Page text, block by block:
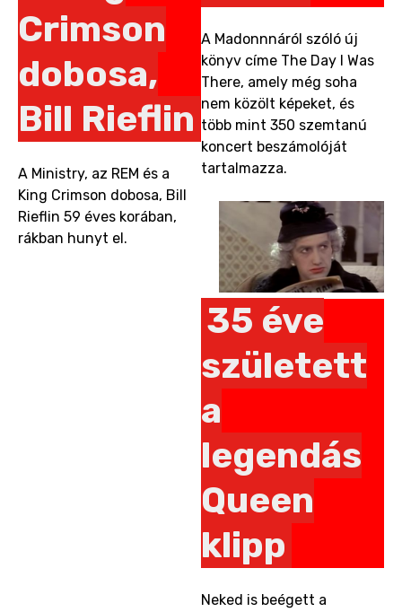
Crimson
dobosa,
Bill Rieflin
A Ministry, az REM és a
King Crimson dobosa, Bill
Rieflin 59 éves korában,
rákban hunyt el.
A Madonnnáról szóló új
könyv címe The Day I Was
There, amely még soha
nem közölt képeket, és
több mint 350 szemtanú
koncert beszámolóját
tartalmazza.
35 éve
született
a
legendás
Queen
klipp
Neked is beégett a